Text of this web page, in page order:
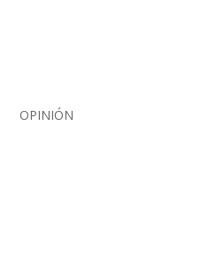
OPINIÓN